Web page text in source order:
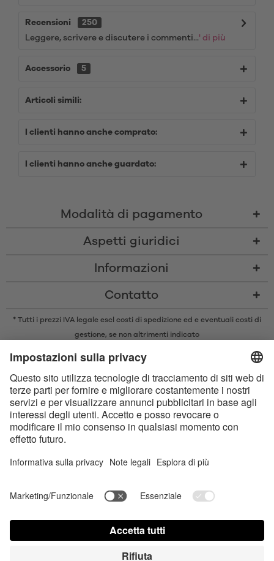
Recensioni
250
Leggere, scrivere e discutere i commenti...' di più
Accessorio 5
Articoli simili:
I clienti hanno anche comprato:
I clienti hanno anche guardato:
Modalità di pagamento
Aspetti giuridici
Informazioni
Contatto
* Tutti i prezzi IVA legale escl costi di spedizione ed e eventuali costi di
gestione, se non altrimenti indicato
Bluetooth SIG, Inc. e qualsiasi utilizzo di tali marchi da parte di Satisfyer
GmbH è concesso in licenza.
Apple, il logo Apple e Apple Watch sono marchi di Apple Inc. Google Play
e il logo Google Play sono marchi di Google LLC.
Dichiarazione sull‘Accessibilità Contact us today